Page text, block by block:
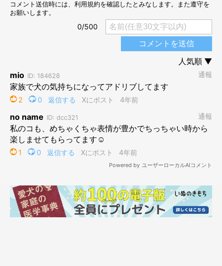
連載「こぐま犬てんすけ」
いぬのきもちWEB MAGAZINE
子犬の頃から感情表現が豊かだったてんすけですが、8歳になっ
た今、より細かいことを表現してくれるようになりました。
しい！」
と「楽しい」感情だけではなく
「さっきまでつまんなかったけど、今好きな場所に来たから楽し
い」
など、態度の表現によって、細かい感情もわかるようになってき